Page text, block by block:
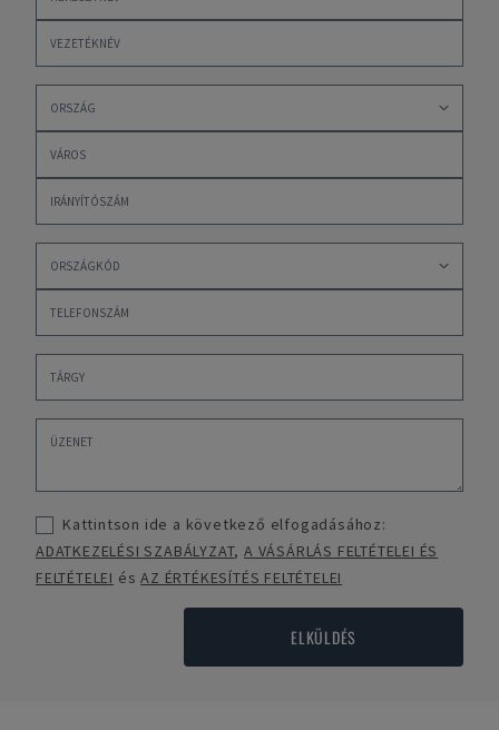
Kattintson ide a következő elfogadásához:
ADATKEZELÉSI SZABÁLYZAT,A VÁSÁRLÁS FELTÉTELEI ÉS
FELTÉTELEI ésAZ ÉRTÉKESÍTÉS FELTÉTELEI
ELKÜLDÉS